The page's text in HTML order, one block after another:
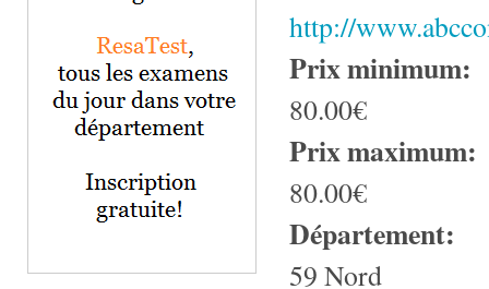
http://
Prix minimum:
80.00€
Prix maximum:
80.00€
Département:
59 Nord